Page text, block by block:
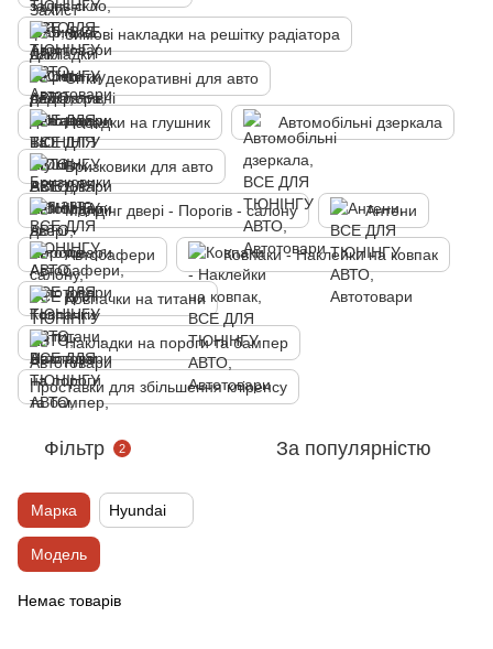
Зимові накладки на решітку радіатора
Сітки декоративні для авто
Насадки на глушник Автомобільні дзеркала
Бризковики для авто
Молдінг двері - Порогів - салону Антени
Автобафери Ковпаки - Наклейки на ковпак
Ковпачки на титани
Накладки на пороги та бампер
Проставки для збільшення кліренсу
Фільтр 2 За популярністю
Марка Hyundai
Модель
Немає товарів